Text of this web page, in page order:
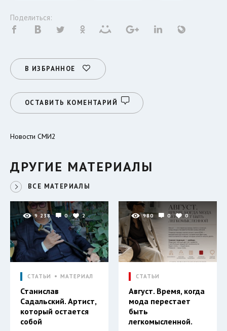
Поделиться:
В ИЗБРАННОЕ
ОСТАВИТЬ КОМЕНТАРИЙ
Новости СМИ2
ДРУГИЕ МАТЕРИАЛЫ
ВСЕ МАТЕРИАЛЫ
9 238 0 2
СТАТЬИ МАТЕРИАЛ
Станислав
Садальский. Артист,
который остается
собой
980 0 0
СТАТЬИ
Август. Время, когда
мода перестает
быть
легкомысленной.